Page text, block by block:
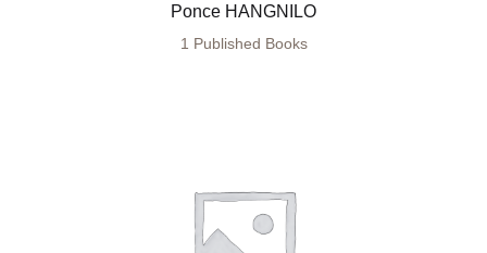
Ponce HANGNILO
1 Published Books